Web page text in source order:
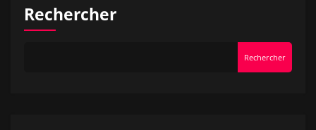
Rechercher
Rechercher